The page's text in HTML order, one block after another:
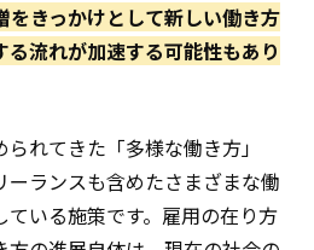
をきっかけとして新しい働き方
流れが加速する可能性もあり
れてきた「多様な働き方」
ランスも含めたさまざまな働
ている施策です。雇用の在り方